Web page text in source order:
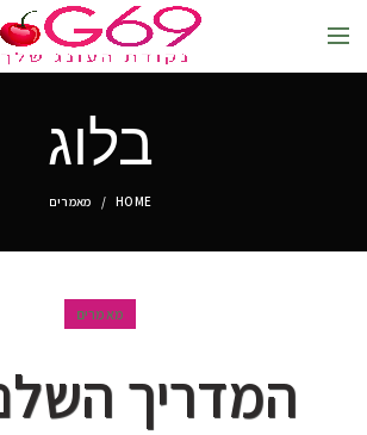
בלוג
HOME מאמרים
מאמרים
המדריך